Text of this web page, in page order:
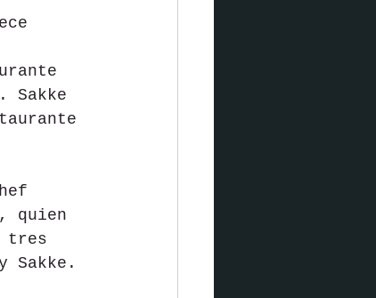
Sakke
quien
tres
Sakke.